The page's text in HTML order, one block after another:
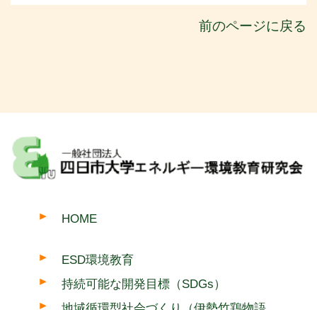
前のページに戻る
HOME
ESD環境教育
持続可能な開発目標（SDGs）